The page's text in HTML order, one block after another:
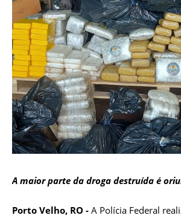
A maior parte da droga destruída é
Porto Velho, RO - A Polícia Federal